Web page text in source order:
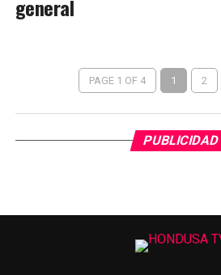
general
PAGE 1 OF 4 1 2
PUBLICIDAD